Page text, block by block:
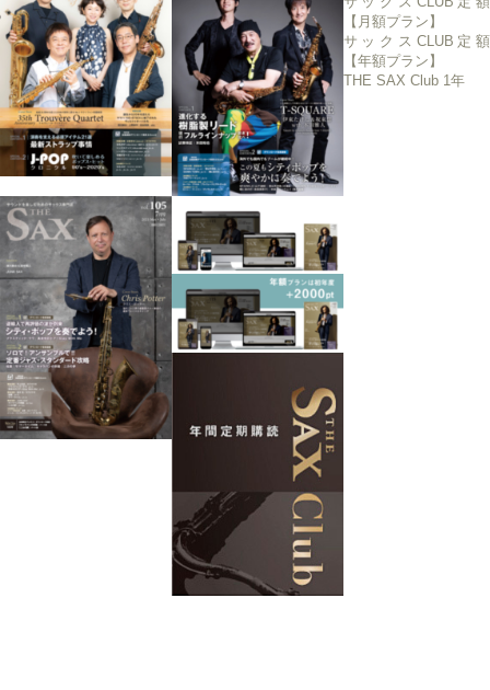
【月額プラン】
サックスCLUB定額
【年額プラン】
THE SAX Club 1年